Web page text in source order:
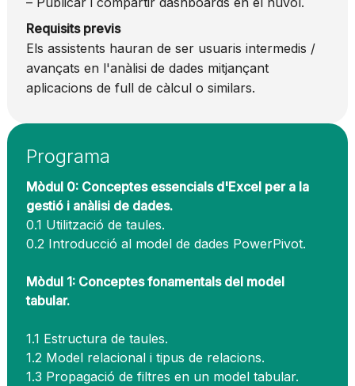
Requisits previs
Els assistents hauran de ser usuaris intermedis /
avançats en l'anàlisi de dades mitjançant
aplicacions de full de càlcul o similars.
Programa
Mòdul 0: Conceptes essencials d'Excel per a la
gestió i anàlisi de dades.
0.1 Utilització de taules.
0.2 Introducció al model de dades PowerPivot.
Mòdul 1: Conceptes fonamentals del model
tabular.
1.1 Estructura de taules.
1.2 Model relacional i tipus de relacions.
1.3 Propagació de filtres en un model tabular.